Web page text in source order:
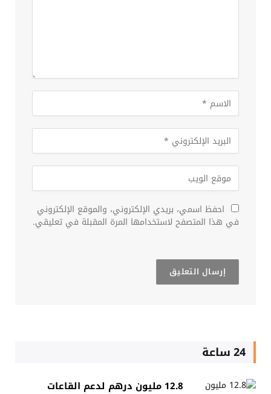
احفظ اسمي، بريدي الإلكتروني، والموقع الإلكتروني
في هذا المتصفح لاستخدامها المرة المقبلة في تعليقي.
24 ساعة
12.8 مليون درهم لدعم القاعات